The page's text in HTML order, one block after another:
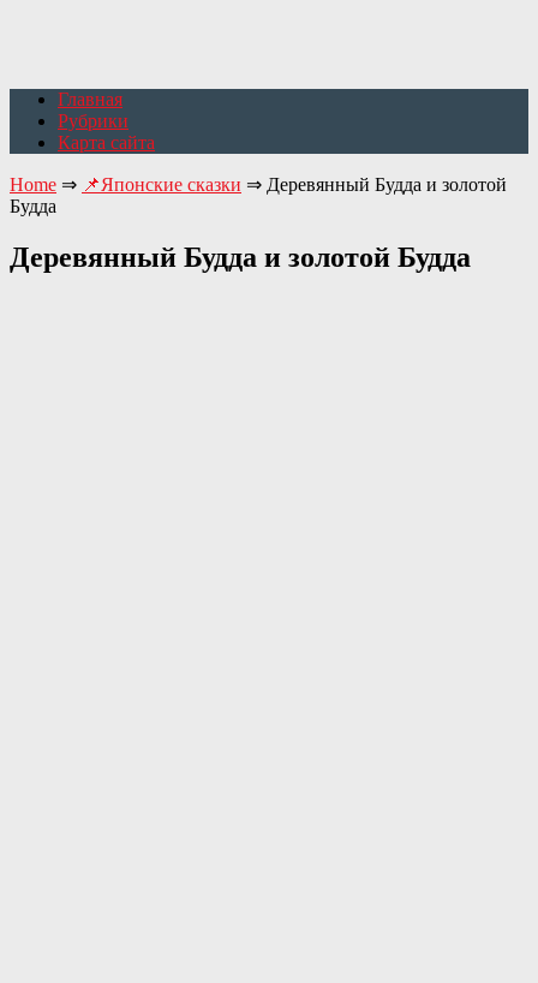
Главная
Рубрики
Карта сайта
Home ⇒ 📌Японские сказки ⇒ Деревянный Будда и золотой
Будда
Деревянный Будда и золотой Будда